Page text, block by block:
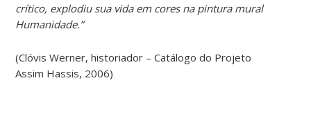
crítico, explodiu sua vida em cores na pintura mural
Humanidade.”
(Clóvis Werner, historiador – Catálogo do Projeto
Assim Hassis, 2006)